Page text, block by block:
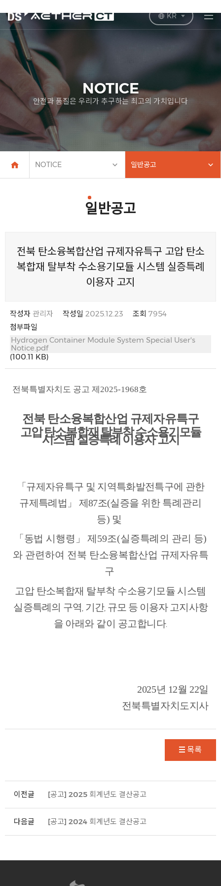
KR
NOTICE
안전과 품질은 우리가 추구하는 최고의 가치입니다
NOTICE 일반공고
일반공고
전북 탄소융복합산업 규제자유특구 고압 탄소
복합재 탈부착 수소용기모듈 시스템 실증특례
이용자 고지
작성자 관리자 작성일 2025.12.23 조회 7954
첨부파일
Hydrogen Container Module System Special User's
Notice.pdf
(100.11 KB)
전북특별자치도 공고 제2025-1968호
전북 탄소융복합산업 규제자유특구
고압 탄소복합재 탈부착 수소용기모듈
시스템 실증특례 이용자 고지
「규제자유특구 및 지역특화발전특구에 관한
규제특례법 」 제87조(실증을 위한 특례관리
등) 및
「 동법 시행령 」제 59조(실증특례의 관리 등)
와 관련하여 전북 탄소융복합산업 규제자유특
구
고압 탄소복합재 탈부착 수소용기모듈 시스템
실증특례의 구역, 기간, 규모 등 이용자 고지사항
을 아래와 같이 공고합니다.
2025년 12월 22일
전북특별자치도지사
목록
이전글 [공고] 2025 회계년도 결산공고
다음글 [공고] 2024 회계년도 결산공고